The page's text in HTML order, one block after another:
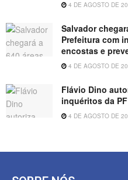
4 DE AGOSTO DE
Salvador
Prefeitura com
encostas e
4 DE AGOSTO DE
Flávio Dino
inquéritos da
4 DE AGOSTO DE